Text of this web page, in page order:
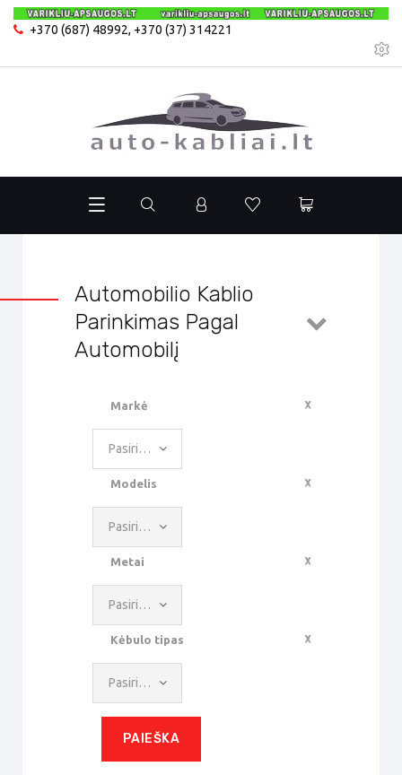
+370 (687) 48992, +370 (37) 314221
Automobilio Kablio
Parinkimas Pagal
Automobilį
Markė
Pasirinkite reikšmę
Modelis
Pasirinkite reikšmę
Metai
Pasirinkite reikšmę
Kėbulo tipas
Pasirinkite reikšmę
PAIEŠKA